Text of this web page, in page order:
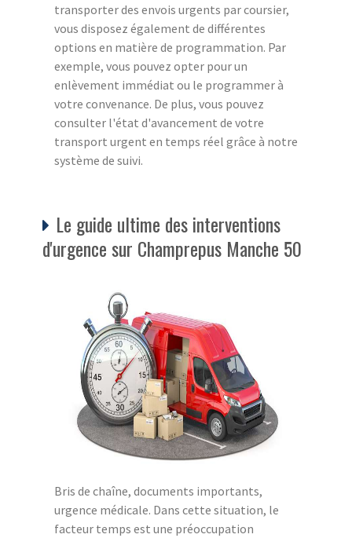
transporter des envois urgents par coursier,
vous disposez également de différentes
options en matière de programmation. Par
exemple, vous pouvez opter pour un
enlèvement immédiat ou le programmer à
votre convenance. De plus, vous pouvez
consulter l'état d'avancement de votre
transport urgent en temps réel grâce à notre
système de suivi.
Le guide ultime des interventions
d'urgence sur Champrepus Manche 50
Bris de chaîne, documents importants,
urgence médicale. Dans cette situation, le
facteur temps est une préoccupation